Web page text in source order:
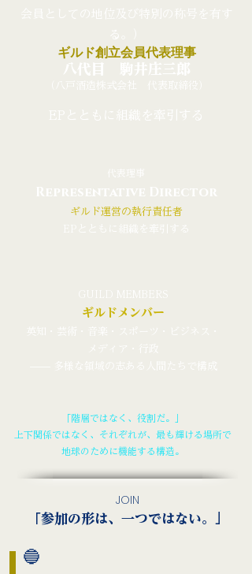
会員としての地位及び特別の称号を有す
る。）
ギルド創立会員代表理事
八代目 駒井庄三郎
（八戸酒造株式会社 代表取締役）
EPとともに組織を牽引する
代表理事
Representative Director
ギルド運営の執行責任者
EPとともに組織を牽引する
GUILD MEMBERS
ギルドメンバー
英知・芸術・音楽・スポーツ・ビジネス・
メディア・行政
—— 多様な領域の志ある人間たちで構成
「階層ではなく、役割だ。」
上下関係ではなく、それぞれが、最も輝ける場所で
地球のために機能する構造。
JOIN
「参加の形は、一つではない。」
🔵